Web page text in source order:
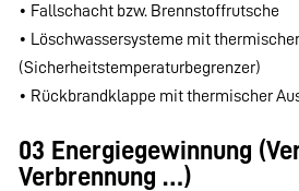
• Fallschacht bzw. Brennstoffrutsche
• Löschwassersysteme mit
(Sicherheitstemperaturbegrenzer)
• Rückbrandklappe mit thermischer
03 Energiegewinnung
Verbrennung …)